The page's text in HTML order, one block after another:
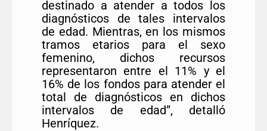
destinado a atender a todos los
diagnósticos de tales intervalos
de edad. Mientras, en los mismos
tramos etarios para el sexo
femenino, dichos recursos
representaron entre el 11% y el
16% de los fondos para atender el
total de diagnósticos en dichos
intervalos de edad”, detalló
Henríquez.